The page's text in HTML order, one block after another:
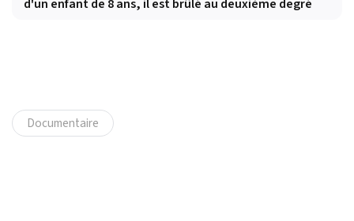
d'un enfant de 8 ans, il est brûlé au deuxième degré
Documentaire